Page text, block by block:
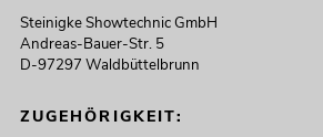
Steinigke Showtechnic GmbH
Andreas-Bauer-Str. 5
D-97297 Waldbüttelbrunn
ZUGEHÖRIGKEIT: